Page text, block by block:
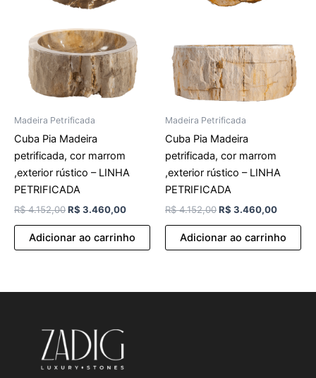
Madeira Petrificada
Cuba Pia Madeira
petrificada, cor marrom
,exterior rústico – LINHA
PETRIFICADA
R$4.152,00R$ 3.460,00
Adicionar ao carrinho
Madeira Petrificada
Cuba Pia Madeira
petrificada, cor marrom
,exterior rústico – LINHA
PETRIFICADA
R$4.152,00R$ 3.460,00
Adicionar ao carrinho